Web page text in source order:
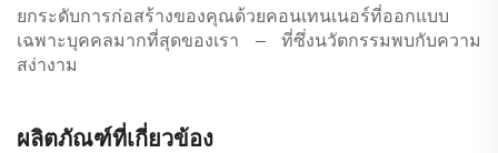
ยกระดับการก่อสร้างของคุณด้วยคอนเทนเนอร์ที่ออกแบบ
เฉพาะบุคคลมากที่สุดของเรา – ที่ซึ่งนวัตกรรมพบกับความ
สง่างาม
ผลิตภัณฑ์ที่เกี่ยวข้อง